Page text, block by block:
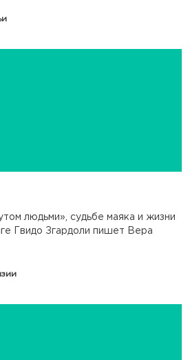
людьми», судьбе маяка и жизни
Гвидо Згардоли пишет Вера